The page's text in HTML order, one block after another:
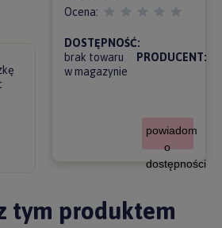
Ocena:
DOSTĘPNOŚĆ:
brak towaru
w magazynie
PRODUCENT:
powiadom
o
dostępności
tym produktem